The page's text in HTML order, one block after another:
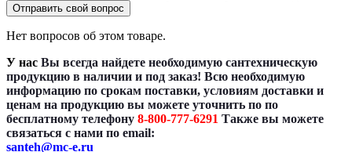
Отправить свой вопрос
Нет вопросов об этом товаре.
У нас Вы всегда найдете необходимую сантехническую
продукцию в наличии и под заказ! Всю необходимую
информацию по срокам поставки, условиям доставки и
ценам на продукцию вы можете уточнить по по
бесплатному телефону 8-800-777-6291 Также вы можете
связаться с нами по email:
santeh@mc-e.ru